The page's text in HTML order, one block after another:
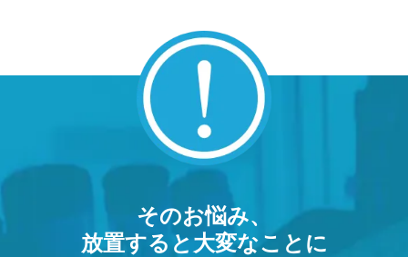
そのお悩み、
放置すると大変なことに